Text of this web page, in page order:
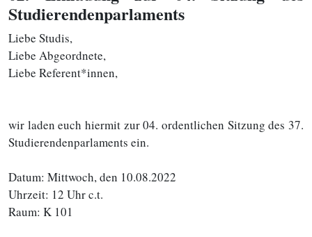
Studierendenparlaments
Liebe Studis,
Liebe Abgeordnete,
Liebe Referent*innen,
wir laden euch hiermit zur 04. ordentlichen Sitzung des 37.
Studierendenparlaments ein.
Datum: Mittwoch, den 10.08.2022
Uhrzeit: 12 Uhr c.t.
Raum: K 101